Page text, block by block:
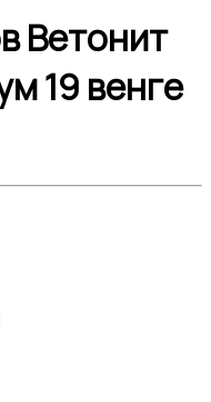
Ветонит
19 венге